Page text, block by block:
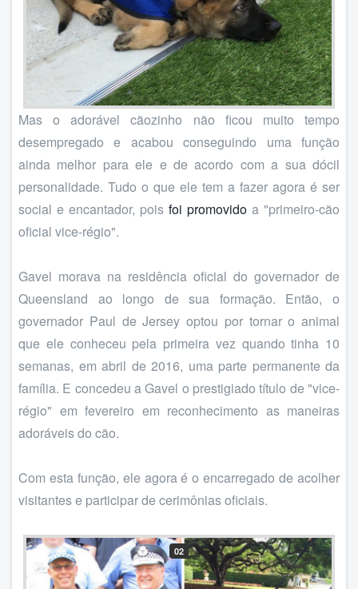
Mas o adorável cãozinho não ficou muito tempo
desempregado e acabou conseguindo uma função
ainda melhor para ele e de acordo com a sua dócil
personalidade. Tudo o que ele tem a fazer agora é ser
social e encantador, pois foi promovido a "primeiro-cão
oficial vice-régio".
Gavel morava na residência oficial do governador de
Queensland ao longo de sua formação. Então, o
governador Paul de Jersey optou por tornar o animal
que ele conheceu pela primeira vez quando tinha 10
semanas, em abril de 2016, uma parte permanente da
família. E concedeu a Gavel o prestigiado título de "vice-
régio" em fevereiro em reconhecimento as maneiras
adoráveis do cão.
Com esta função, ele agora é o encarregado de acolher
visitantes e participar de cerimônias oficiais.
02